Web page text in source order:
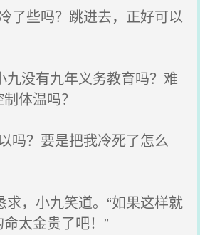
了些吗？跳进去，正好可以
没有九年义务教育吗？难
体温吗？
吗？要是把我冷死了怎么
，小九笑道。“如果这样就
太金贵了吧！”